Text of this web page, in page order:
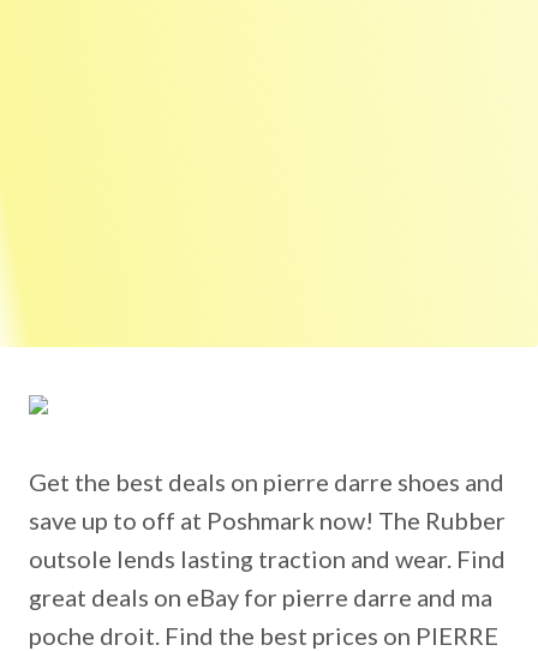
Get the best deals on pierre darre shoes and
save up to off at Poshmark now! The Rubber
outsole lends lasting traction and wear. Find
great deals on eBay for pierre darre and ma
poche droit. Find the best prices on PIERRE